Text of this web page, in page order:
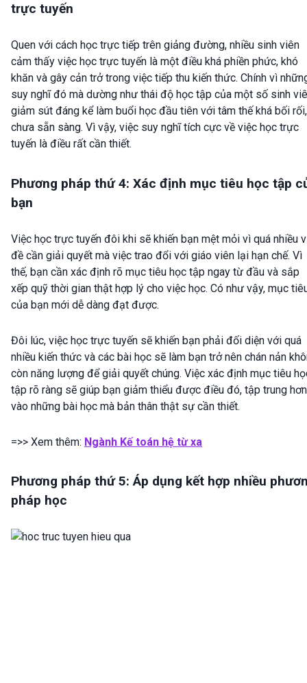
trực tuyến
Quen với cách học trực tiếp trên giảng đường, nhiều sinh viên
cảm thấy việc học trực tuyến là một điều khá phiền phức, khó
khăn và gây cản trở trong việc tiếp thu kiến thức. Chính vì
suy nghĩ đó mà dường như thái độ học tập của một số sinh
giảm sút đáng kể làm buổi học đầu tiên với tâm thế khá bối rối,
chưa sẵn sàng. Vì vậy, việc suy nghĩ tích cực về việc học trực
tuyến là điều rất cần thiết.
Phương pháp thứ 4: Xác định mục tiêu học tập
bạn
Việc học trực tuyến đôi khi sẽ khiến bạn mệt mỏi vì quá nhiều
đề cần giải quyết mà việc trao đổi với giáo viên lại hạn chế. Vì
thế, bạn cần xác định rõ mục tiêu học tập ngay từ đầu và sắp
xếp quỹ thời gian thật hợp lý cho việc học. Có như vậy, mục
của bạn mới dễ dàng đạt được.
Đôi lúc, việc học trực tuyến sẽ khiến bạn phải đối diện với quá
nhiều kiến thức và các bài học sẽ làm bạn trở nên chán nản
còn năng lượng để giải quyết chúng. Việc xác định mục tiêu
tập rõ ràng sẽ giúp bạn giảm thiểu được điều đó, tập trung hơn
vào những bài học mà bản thân thật sự cần thiết.
=>> Xem thêm: Ngành Kế toán hệ từ xa
Phương pháp thứ 5: Áp dụng kết hợp nhiều
pháp học